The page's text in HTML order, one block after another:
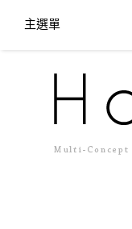
主選單